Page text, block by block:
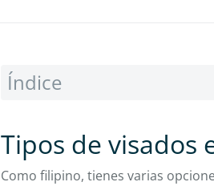
Índice
Tipos de visados
Como filipino, tienes varias